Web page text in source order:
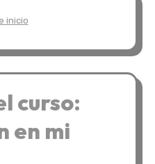
inicio
curso:
en mi